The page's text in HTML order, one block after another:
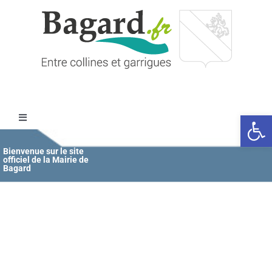
Ouvrir
Toggle
Navigation
Accueil
Bienvenue sur le site
officiel de la Mairie de
Bagard